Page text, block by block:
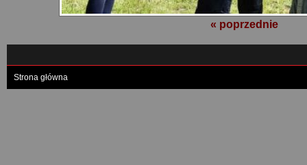
« poprzednie
Strona główna